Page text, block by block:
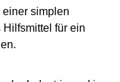
simplen
für ein